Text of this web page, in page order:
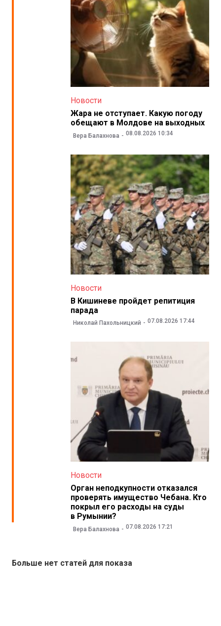
Новости
Жара не отступает. Какую погоду
обещают в Молдове на выходных
Вера Балахнова 08.08.2026 10:34
Новости
В Кишиневе пройдет репитиция
парада
Николай Пахольницкий 07.08.2026 17:44
Новости
Орган неподкупности отказался
проверять имущество Чебана. Кто
покрыл его расходы на суды
в Румынии?
Вера Балахнова 07.08.2026 17:21
Больше нет статей для показа